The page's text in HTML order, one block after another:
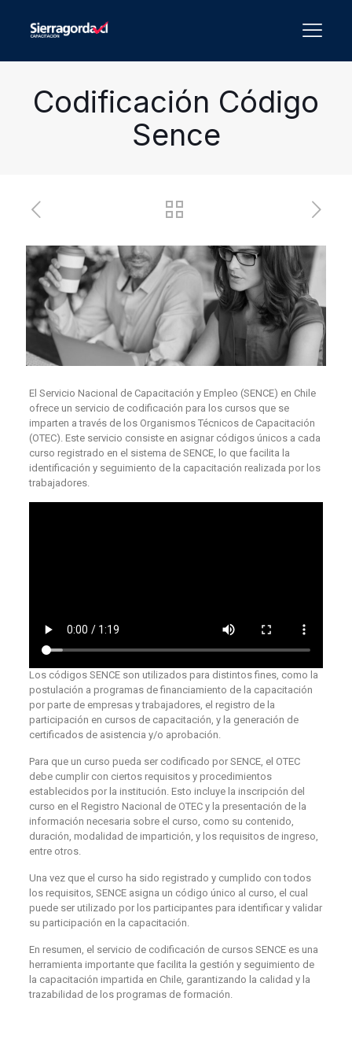
Codificación Código
Sence
El Servicio Nacional de Capacitación y Empleo (SENCE) en Chile
ofrece un servicio de codificación para los cursos que se
imparten a través de los Organismos Técnicos de Capacitación
(OTEC). Este servicio consiste en asignar códigos únicos a cada
curso registrado en el sistema de SENCE, lo que facilita la
identificación y seguimiento de la capacitación realizada por los
trabajadores.
Los códigos SENCE son utilizados para distintos fines, como la
postulación a programas de financiamiento de la capacitación
por parte de empresas y trabajadores, el registro de la
participación en cursos de capacitación, y la generación de
certificados de asistencia y/o aprobación.
Para que un curso pueda ser codificado por SENCE, el OTEC
debe cumplir con ciertos requisitos y procedimientos
establecidos por la institución. Esto incluye la inscripción del
curso en el Registro Nacional de OTEC y la presentación de la
información necesaria sobre el curso, como su contenido,
duración, modalidad de impartición, y los requisitos de ingreso,
entre otros.
Una vez que el curso ha sido registrado y cumplido con todos
los requisitos, SENCE asigna un código único al curso, el cual
puede ser utilizado por los participantes para identificar y validar
su participación en la capacitación.
En resumen, el servicio de codificación de cursos SENCE es una
herramienta importante que facilita la gestión y seguimiento de
la capacitación impartida en Chile, garantizando la calidad y la
trazabilidad de los programas de formación.